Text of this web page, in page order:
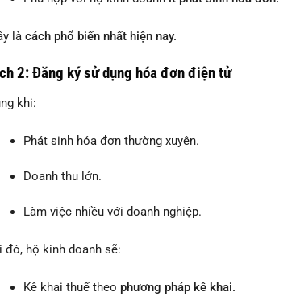
là cách phổ biến nhất hiện nay.
2: Đăng ký sử dụng hóa đơn điện tử
khi:
Phát sinh hóa đơn thường xuyên.
Doanh thu lớn.
Làm việc nhiều với doanh nghiệp.
hộ kinh doanh sẽ:
Kê khai thuế theo phương pháp kê khai.